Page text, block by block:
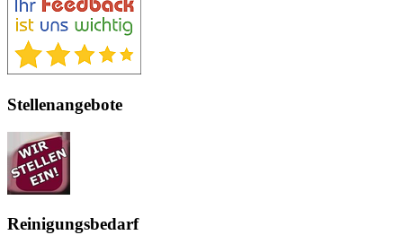
Stellenangebote
Reinigungsbedarf